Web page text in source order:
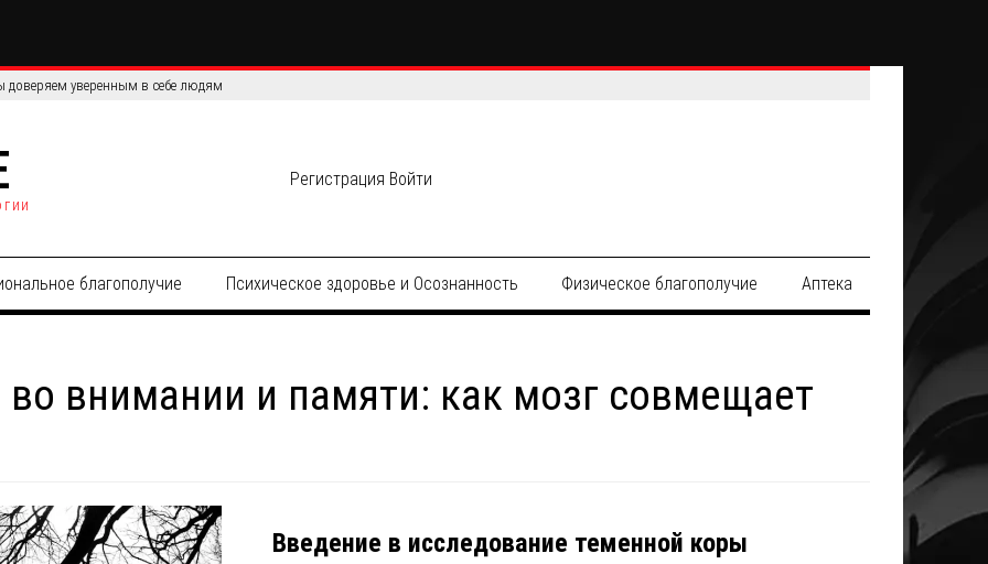
сравнение эффективности и точности данных
Регистрация Войти
благополучие Психическое здоровье и Осознанность Физическое благополучие Аптека
внимании и памяти: как мозг совмещает
Введение в исследование теменной коры